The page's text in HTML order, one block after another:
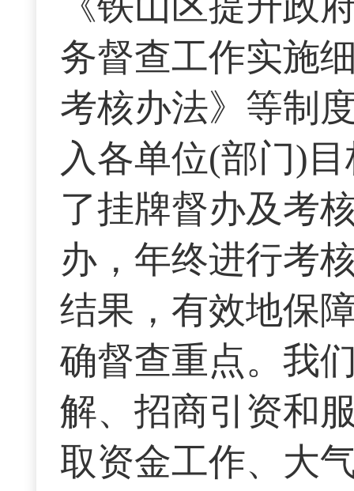
务督查工作实施
考核办法》等制
入各单位(部门)
了挂牌督办及考
办，年终进行考
结果，有效地保
确督查重点。我
解、招商引资和
取资金工作、大